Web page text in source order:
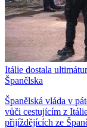
Itálie dostala
Španělska
Španělská vláda v
vůči cestujícím z
přijíždějících ze